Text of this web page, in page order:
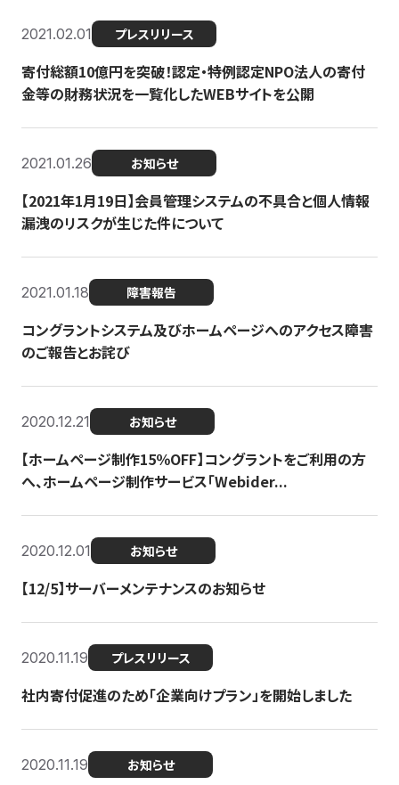
2021.02.01 プレスリリース
寄付総額10億円を突破！認定・特例認定NPO法人の寄付
金等の財務状況を一覧化したWEBサイトを公開
2021.01.26 お知らせ
【2021年1月19日】会員管理システムの不具合と個人情報
漏洩のリスクが生じた件について
2021.01.18 障害報告
コングラントシステム及びホームページへのアクセス障害
のご報告とお詫び
2020.12.21 お知らせ
【ホームページ制作15％OFF】コングラントをご利用の方
へ、ホームページ制作サービス「Webider...
2020.12.01 お知らせ
【12/5】サーバーメンテナンスのお知らせ
2020.11.19 プレスリリース
社内寄付促進のため「企業向けプラン」を開始しました
2020.11.19 お知らせ